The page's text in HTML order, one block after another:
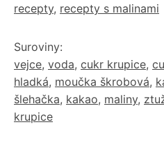
recepty, recepty s malinami
Suroviny:
vejce, voda, cukr krupice,
hladká, moučka škrobová,
šlehačka, kakao, maliny,
krupice